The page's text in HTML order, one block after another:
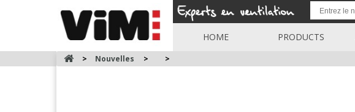
HOME PRODUCTS
> Nouvelles > >